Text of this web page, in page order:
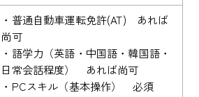
・普通自動車運転免許(AT) あれば
尚可
・語学力（英語・中国語・韓国語・
日常会話程度） あれば尚可
・PCスキル（基本操作） 必須